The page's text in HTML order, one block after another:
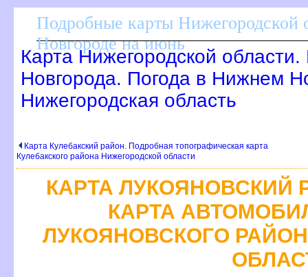
Подробные карты Нижегородской
Новгороде на июнь
Карта Нижегородской
Новгорода. Погода в Нижнем
Нижегородская область
Карта Кулебакский район. Подробная топографическая карта
Кулебакского района Нижегородской области
КАРТА ЛУКОЯНОВСКИЙ
КАРТА
ЛУКОЯНОВСКОГО